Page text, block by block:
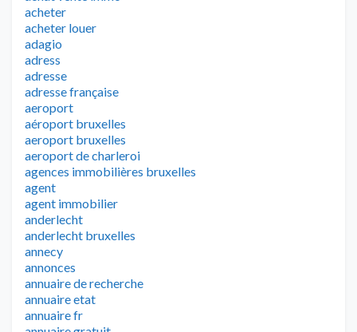
acheter
acheter louer
adagio
adress
adresse
adresse française
aeroport
aéroport bruxelles
aeroport bruxelles
aeroport de charleroi
agences immobilières bruxelles
agent
agent immobilier
anderlecht
anderlecht bruxelles
annecy
annonces
annuaire de recherche
annuaire etat
annuaire fr